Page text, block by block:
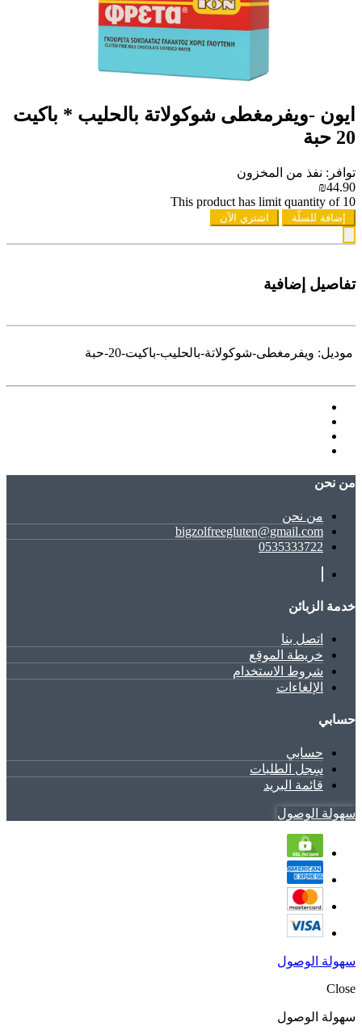
ايون -ويفرمغطى شوكولاتة بالحليب * باكيت
20 حبة
توافر: نفذ من المخزون
₪44.90
This product has limit quantity of 10
إضافة للسلّة اشتري الآن
تفاصيل إضافية
موديل: ويفرمغطى-شوكولاتة-بالحليب-باكيت-20-حبة
ﻣﻦ ﻧﺤﻦ
ﻣﻦ ﻧﺤﻦ
bigzolfreegluten@gmail.com
0535333722
خدمة الزبائن
اتصل بنا
خريطة الموقع
شروط الاستخدام
الإلغاءات
حسابي
حسابي
سِجل الطلبات
قائمة البريد
سهولة الوصول
سهولة الوصول
Close
سهولة الوصول